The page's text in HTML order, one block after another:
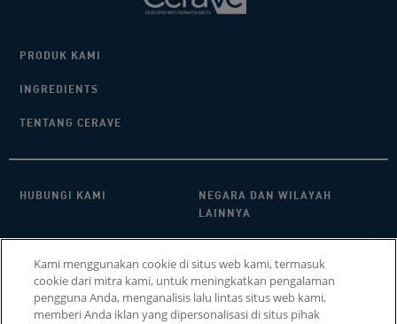
PRODUK KAMI
INGREDIENTS
TENTANG CERAVE
HUBUNGI KAMI​
NEGARA DAN WILAYAH
LAINNYA
PENGATURAN COOKIE COOKIE POLICY
SITEMAP
Kami menggunakan cookie di situs web kami, termasuk
cookie dari mitra kami, untuk meningkatkan pengalaman
pengguna Anda, menganalisis lalu lintas situs web kami,
memberi Anda iklan yang dipersonalisasi di situs pihak